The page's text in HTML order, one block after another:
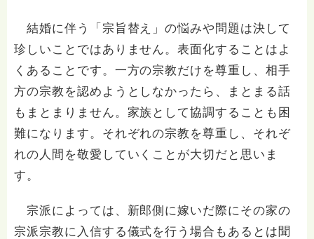
結婚に伴う「宗旨替え」の悩みや問題は決して
珍しいことではありません。表面化することはよ
くあることです。一方の宗教だけを尊重し、相手
方の宗教を認めようとしなかったら、まとまる話
もまとまりません。家族として協調することも困
難になります。それぞれの宗教を尊重し、それぞ
れの人間を敬愛していくことが大切だと思いま
す。
宗派によっては、新郎側に嫁いだ際にその家の
宗派宗教に入信する儀式を行う場合もあるとは聞